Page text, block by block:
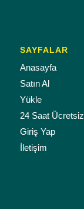
SAYFALAR
Anasayfa
Satın Al
Yükle
24 Saat Ücretsiz
Giriş Yap
İletişim